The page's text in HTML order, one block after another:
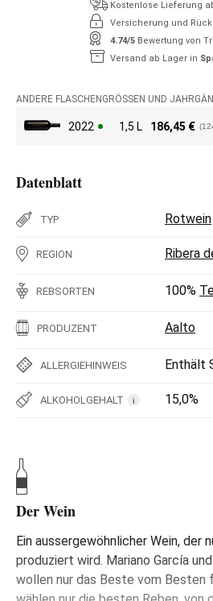
Kostenlose Lieferung
Versicherung und
4.74/5 Bewertung von
Versand ab Lager in
ANDERE FLASCHENGRÖSSEN UND
2022 1,5 L 186,45 €
Datenblatt
TYP Rotwein
REGION Ribera
REBSORTEN 100%
PRODUZENT Aalto
ALLERGIEHINWEIS Enthält
ALKOHOLGEHALT i 15,0%
Der Wein
Ein aussergewöhnlicher Wein, der
produziert wird. Mariano García
wollen nur das Beste vom Besten